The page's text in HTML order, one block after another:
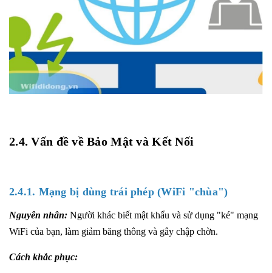
2.4. Vấn đề về Bảo Mật và Kết Nối
2.4.1. Mạng bị dùng trái phép (WiFi "chùa")
Nguyên nhân: Người khác biết mật khẩu và sử dụng "ké" mạng
WiFi của bạn, làm giảm băng thông và gây chập chờn.
Cách khắc phục: